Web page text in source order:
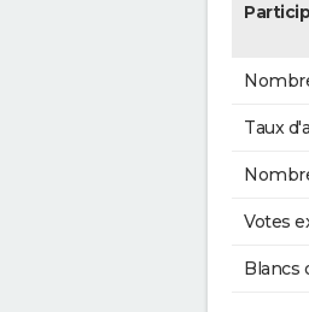
Taux
Votes
Blancs